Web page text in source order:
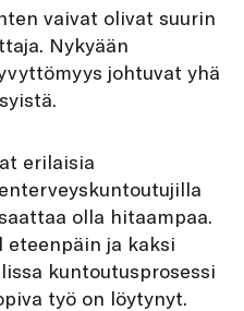
vaivat olivat suurin
Nykyään
johtuvat yhä
erilaisia
olla hitaampaa.
eteenpäin ja kaksi
kuntoutusprosessi
työ on löytynyt.